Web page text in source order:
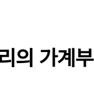
의 가계부